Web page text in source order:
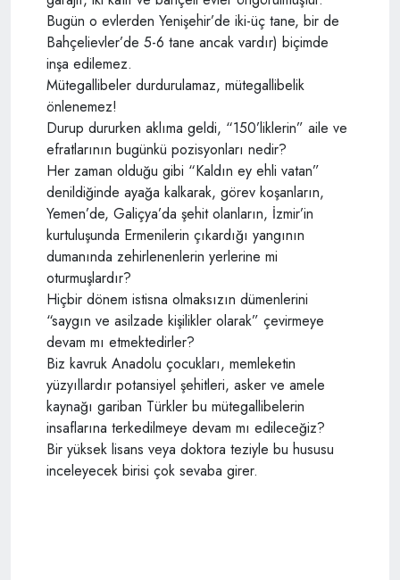
Bugün o evlerden Yenişehir’de iki-üç tane, bir de
Bahçelievler’de 5-6 tane ancak vardır) biçimde
inşa edilemez.
Mütegallibeler durdurulamaz, mütegallibelik
önlenemez!
Durup dururken aklıma geldi, “150’liklerin” aile ve
efratlarının bugünkü pozisyonları nedir?
Her zaman olduğu gibi “Kaldın ey ehli vatan”
denildiğinde ayağa kalkarak, görev koşanların,
Yemen’de, Galiçya’da şehit olanların, İzmir’in
kurtuluşunda Ermenilerin çıkardığı yangının
dumanında zehirlenenlerin yerlerine mi
oturmuşlardır?
Hiçbir dönem istisna olmaksızın dümenlerini
“saygın ve asilzade kişilikler olarak” çevirmeye
devam mı etmektedirler?
Biz kavruk Anadolu çocukları, memleketin
yüzyıllardır potansiyel şehitleri, asker ve amele
kaynağı gariban Türkler bu mütegallibelerin
insaflarına terkedilmeye devam mı edileceğiz?
Bir yüksek lisans veya doktora teziyle bu hususu
inceleyecek birisi çok sevaba girer.